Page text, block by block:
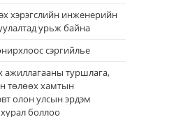
хэрэгслийн инженерийн
урьж байна
сэргийлье
ажиллагааны туршлага,
төлөөх хамтын
олон улсын эрдэм
боллоо